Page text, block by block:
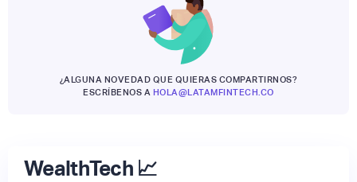
¿ALGUNA NOVEDAD QUE QUIERAS COMPARTIRNOS?
ESCRÍBENOS A HOLA@LATAMFINTECH.CO
WealthTech 📈